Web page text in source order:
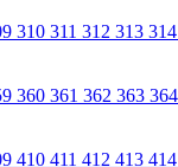
310 311 312 313 314
360 361 362 363 364
410 411 412 413 414